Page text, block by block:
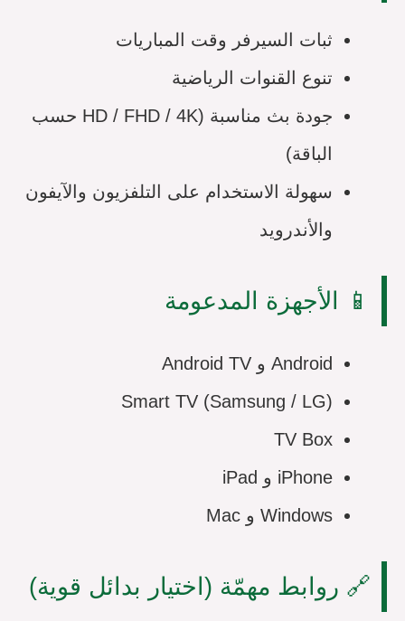
ثبات السيرفر وقت المباريات
تنوع القنوات الرياضية
جودة بث مناسبة (HD / FHD / 4K حسب
الباقة)
سهولة الاستخدام على التلفزيون والآيفون
والأندرويد
📱 الأجهزة المدعومة
Android و Android TV
Smart TV (Samsung / LG)
TV Box
iPhone و iPad
Windows و Mac
🔗 روابط مهمّة (اختيار بدائل قوية)